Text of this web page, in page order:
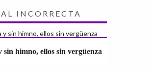
INCORRECTA
sin himno, ellos sin vergüenza